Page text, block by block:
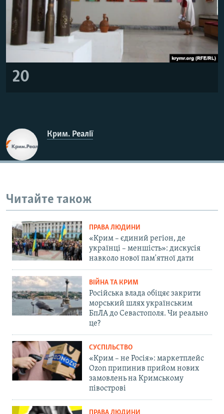
20
Крим. Реалії
Читайте також
ПРАВА ЛЮДИНИ
«Крим – єдиний регіон, де
українці – меншість»: дискусія
навколо нової пам'ятної дати
ВІЙНА ТА КРИМ
Російська влада обіцяє закрити
морський шлях українським
БпЛА до Севастополя. Чи реально
це?
СУСПІЛЬСТВО
«Крим – не Росія»: маркетплейс
Ozon припинив прийом нових
замовлень на Кримському
півострові